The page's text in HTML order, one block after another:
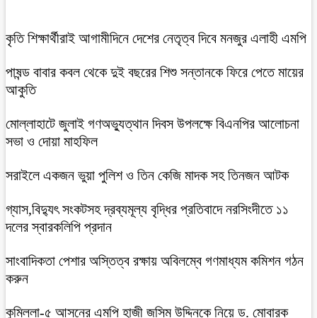
কৃতি শিক্ষার্থীরাই আগামীদিনে দেশের নেতৃত্ব দিবে মনজুর এলাহী এমপি
পাষন্ড বাবার কবল থেকে দুই বছরের শিশু সন্তানকে ফিরে পেতে মায়ের
আকুতি
মোল্লাহাটে জুলাই গণঅভ্যুত্থান দিবস উপলক্ষে বিএনপির আলোচনা
সভা ও দোয়া মাহফিল
সরাইলে একজন ভুয়া পুলিশ ও তিন কেজি মাদক সহ তিনজন আটক
গ্যাস,বিদ্যুৎ সংকটসহ দ্রব্যমূল্য বৃদ্ধির প্রতিবাদে নরসিংদীতে ১১
দলের স্বারকলিপি প্রদান
সাংবাদিকতা পেশার অস্তিত্ব রক্ষায় অবিলম্বে গণমাধ্যম কমিশন গঠন
করুন
কুমিল্লা-৫ আসনের এমপি হাজী জসিম উদ্দিনকে নিয়ে ড. মোবারক